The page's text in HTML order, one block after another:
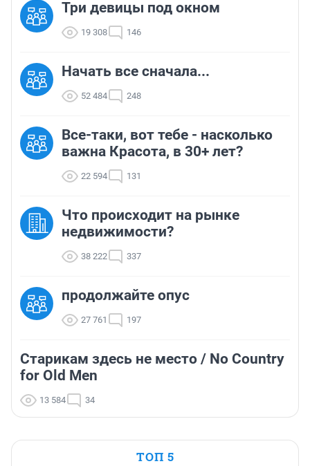
Три девицы под окном
19 308 146
Начать все сначала...
52 484 248
Все-таки, вот тебе - насколько
важна Красота, в 30+ лет?
22 594 131
Что происходит на рынке
недвижимости?
38 222 337
продолжайте опус
27 761 197
Старикам здесь не место / No Country
for Old Men
13 584 34
ТОП 5